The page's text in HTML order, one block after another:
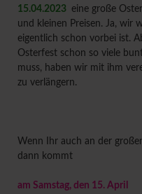
15.04.2023 eine große
und kleinen Preisen. Ja, wir
eigentlich schon vorbei ist.
Osterfest schon so viele
muss, haben wir mit ihm
zu verlängern.
Wenn Ihr auch an der
dann kommt
am Samstag, den 15. April